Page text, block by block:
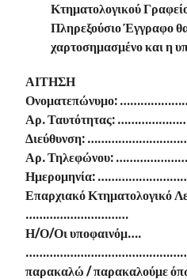
Κτηματολογικού
Πληρεξούσιο Έγγραφο θα
χαρτοσημασμένο και η
ΑΙΤΗΣΗ
Ονοματεπώνυμο:
Αρ. Ταυτότητας:
Διεύθυνση:
Αρ. Τηλεφώνου:
Ημερομηνία:
Επαρχιακό Κτηματολογικό
…………………………
Η/Ο/Οι υποφαινόμ….
παρακαλώ / παρακαλούμε